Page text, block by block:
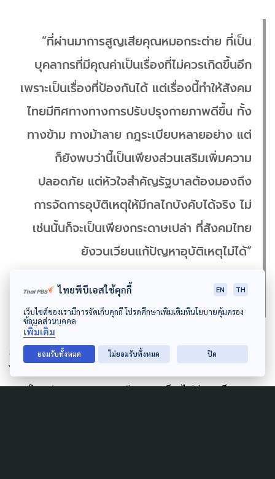
“ที่ผ่านมาการสูญเสียคุณหมอกระต่าย ที่เป็น
บุคลากรที่มีคุณค่าเป็นเรื่องที่ไม่ควรเกิดขึ้นอีก
เพราะเป็นเรื่องที่ป้องกันได้ แต่เรื่องนี้ทำให้สังคม
ไทยมีทิศทางทางการปรับปรุงกายภาพดีขึ้น ทั้ง
ทางข้าม ทางม้าลาย กฎระเบียบหลายอย่าง แต่
ก็ยังพบว่านี้เป็นเพียงส่วนเสริมเพิ่มความ
ปลอดภัย แต่หัวใจสำคัญรัฐบาลต้องมองถึง
การจัดการอุบัติเหตุให้มีกลไกบังคับได้จริง ไม่
เช่นนั้นก็จะเป็นเพียงกระดาษเปล่า ที่สังคมไทย
ยังวนเวียนแก้ปัญหาอุบัติเหตุไม่ได้”
พญ.ชไมพันธุ์ สันติกาญจน์
สิ่งสำคัญปัจจุบันหากวิเคราะห์จริง ๆ แล้วพฤติกรรมคน
ไทยเปลี่ยนตามหรือไม่ เป็นเรื่องชวนคิด และนโยบายที่
ตอบโจทย์ เพราะหากมองทีละประเด็น ไม่ว่าจะเป็น คน
ไทยพีบีเอสใช้คุกกี้ EN TH
เว็บไซต์ของเรามีการจัดเก็บคุกกี้ โปรดศึกษาเพิ่มเติมที่นโยบายคุ้มครอง
ข้อมูลส่วนบุคคล
เพิ่มเติม
ยอมรับทั้งหมด ไม่ยอมรับทั้งหมด ปิด